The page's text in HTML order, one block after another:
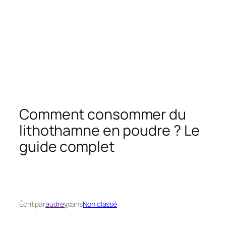
Comment consommer du
lithothamne en poudre ? Le
guide complet
Écrit paraudreydansNon classé